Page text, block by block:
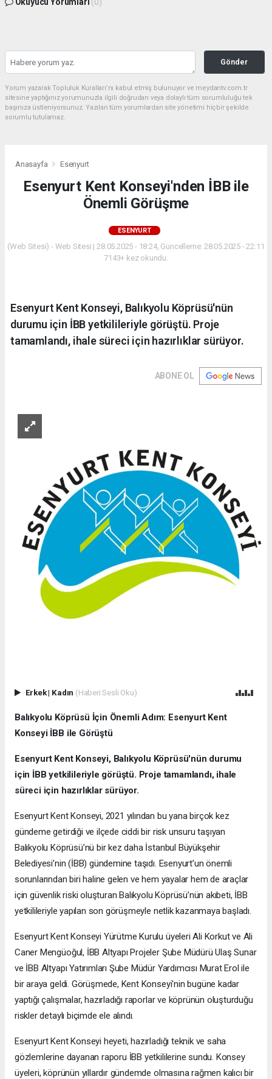
Gönder
Yorum yazarak Topluluk Kuralları’nı kabul etmiş bulunuyor ve meydantv.com.tr
sitesine yaptığınız yorumunuzla ilgili doğrudan veya dolaylı tüm sorumluluğu tek
başınıza üstleniyorsunuz. Yazılan tüm yorumlardan site yönetimi hiçbir şekilde
sorumlu tutulamaz.
Anasayfa Esenyurt
Esenyurt Kent Konseyi'nden İBB ile
Önemli Görüşme
ESENYURT
(Web Sitesi) - Web Sitesi | 28.05.2025 - 18:24, Güncelleme: 28.05.2025 - 22:11
7143+ kez okundu.
Esenyurt Kent Konseyi, Balıkyolu Köprüsü'nün
durumu için İBB yetkilileriyle görüştü. Proje
tamamlandı, ihale süreci için hazırlıklar sürüyor.
ABONE OL
Erkek| Kadın (Haberi Sesli Oku)
Balıkyolu Köprüsü İçin Önemli Adım: Esenyurt Kent
Konseyi İBB ile Görüştü
Esenyurt Kent Konseyi, Balıkyolu Köprüsü'nün durumu
için İBB yetkilileriyle görüştü. Proje tamamlandı, ihale
süreci için hazırlıklar sürüyor.
Esenyurt Kent Konseyi, 2021 yılından bu yana birçok kez
gündeme getirdiği ve ilçede ciddi bir risk unsuru taşıyan
Balıkyolu Köprüsü’nü bir kez daha İstanbul Büyükşehir
Belediyesi’nin (İBB) gündemine taşıdı. Esenyurt’un önemli
sorunlarından biri haline gelen ve hem yayalar hem de araçlar
için güvenlik riski oluşturan Balıkyolu Köprüsü’nün akıbeti, İBB
yetkilileriyle yapılan son görüşmeyle netlik kazanmaya başladı.
Esenyurt Kent Konseyi Yürütme Kurulu üyeleri Ali Korkut ve Ali
Caner Mengüoğul, İBB Altyapı Projeler Şube Müdürü Ulaş Sunar
ve İBB Altyapı Yatırımları Şube Müdür Yardımcısı Murat Erol ile
bir araya geldi. Görüşmede, Kent Konseyi'nin bugüne kadar
yaptığı çalışmalar, hazırladığı raporlar ve köprünün oluşturduğu
riskler detaylı biçimde ele alındı.
Esenyurt Kent Konseyi heyeti, hazırladığı teknik ve saha
gözlemlerine dayanan raporu İBB yetkililerine sundu. Konsey
üyeleri, köprünün yıllardır gündemde olmasına rağmen kalıcı bir